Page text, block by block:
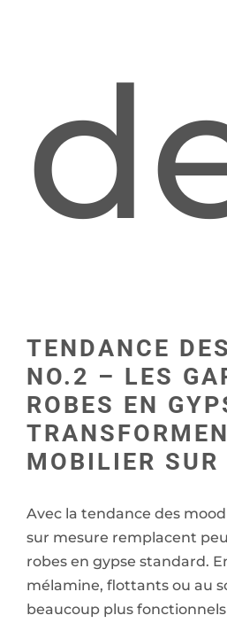
TENDANCE
NO.2 – LES
ROBES EN
MOBILIER SUR
Avec la tendance des
sur mesure remplacent
robes en gypse standard.
mélamine, flottants ou au
beaucoup plus